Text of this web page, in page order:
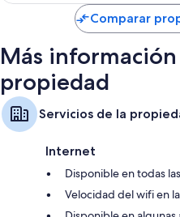
Comparar
Más
propiedad
Servicios de la
Internet
Disponible en todas
Velocidad del wifi en